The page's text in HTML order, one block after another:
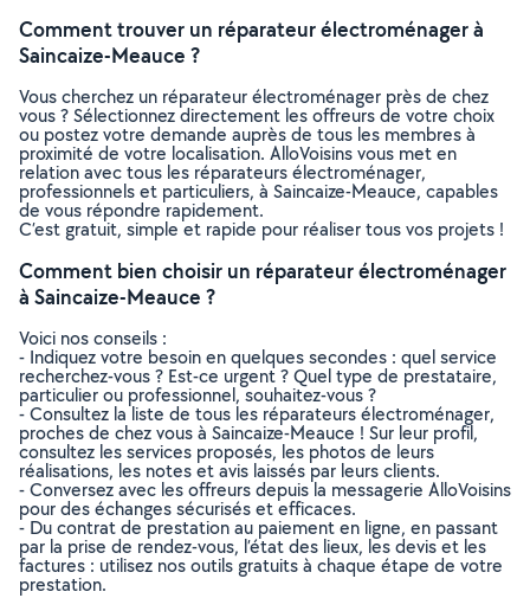
Comment trouver un réparateur électroménager à
Saincaize-Meauce ?
Vous cherchez un réparateur électroménager près de chez
vous ? Sélectionnez directement les offreurs de votre choix
ou postez votre demande auprès de tous les membres à
proximité de votre localisation. AlloVoisins vous met en
relation avec tous les réparateurs électroménager,
professionnels et particuliers, à Saincaize-Meauce, capables
de vous répondre rapidement.
C’est gratuit, simple et rapide pour réaliser tous vos projets !
Comment bien choisir un réparateur électroménager
à Saincaize-Meauce ?
Voici nos conseils :
- Indiquez votre besoin en quelques secondes : quel service
recherchez-vous ? Est-ce urgent ? Quel type de prestataire,
particulier ou professionnel, souhaitez-vous ?
- Consultez la liste de tous les réparateurs électroménager,
proches de chez vous à Saincaize-Meauce ! Sur leur profil,
consultez les services proposés, les photos de leurs
réalisations, les notes et avis laissés par leurs clients.
- Conversez avec les offreurs depuis la messagerie AlloVoisins
pour des échanges sécurisés et efficaces.
- Du contrat de prestation au paiement en ligne, en passant
par la prise de rendez-vous, l’état des lieux, les devis et les
factures : utilisez nos outils gratuits à chaque étape de votre
prestation.